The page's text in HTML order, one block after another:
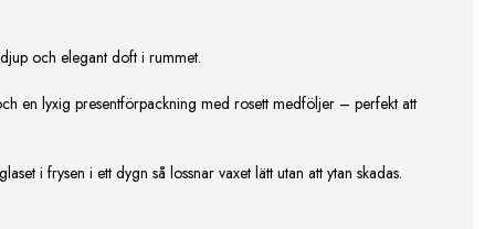
och elegant doft i rummet.
en lyxig presentförpackning med rosett medföljer – perfekt att
i frysen i ett dygn så lossnar vaxet lätt utan att ytan skadas.